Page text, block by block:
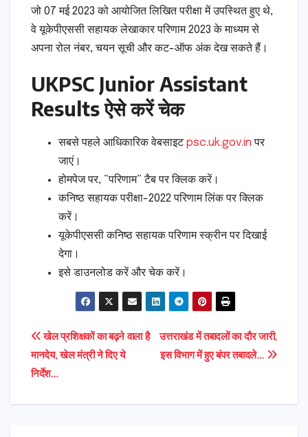
जो 07 मई 2023 को आयोजित लिखित परीक्षा में उपस्थित हुए थे,
वे यूकेपीएससी सहायक लेखाकार परिणाम 2023 के माध्यम से
अपना रोल नंबर, चयन सूची और कट-ऑफ अंक देख सकते हैं।
UKPSC Junior Assistant
Results ऐसे करें चेक
सबसे पहले आधिकारिक वेबसाइटpsc.uk.gov.in पर
जाएं।
होमपेज पर, “परिणाम” टैब पर क्लिक करें।
कनिष्ठ सहायक परीक्षा-2022 परिणाम लिंक पर क्लिक
करें।
यूकेपीएससी कनिष्ठ सहायक परिणाम स्क्रीन पर दिखाई
देगा।
इसे डाउनलोड करें और चेक करें।
Post
navigation
उत्तराखंड में तबादलों का दौर जारी,
इस विभाग में हुए बंपर तबादले…
खेल प्रशिक्षकों का बढ़ने वाला है
मानदेय, खेल मंत्री ने दिए ये
निर्देश…